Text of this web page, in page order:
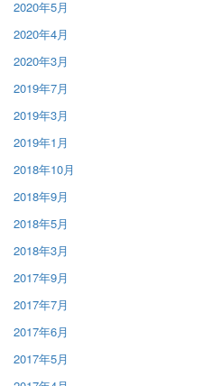
2020年5月
2020年4月
2020年3月
2019年7月
2019年3月
2019年1月
2018年10月
2018年9月
2018年5月
2018年3月
2017年9月
2017年7月
2017年6月
2017年5月